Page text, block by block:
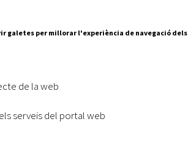
88 88
galetes per millorar l'experiència de navegació dels
de la web
serveis del portal web